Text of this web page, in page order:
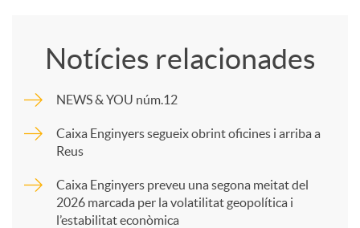
p
a
Notícies relacionades
NEWS & YOU núm.12
Caixa Enginyers segueix obrint oficines i arriba a
Reus
Caixa Enginyers preveu una segona meitat del
2026 marcada per la volatilitat geopolítica i
l’estabilitat econòmica